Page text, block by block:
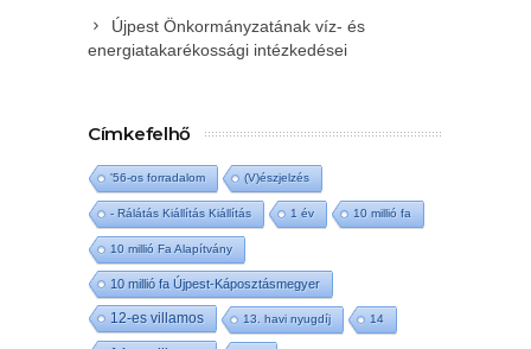
Újpest Önkormányzatának víz- és
energiatakarékossági intézkedései
Címkefelhő
'56-os forradalom (V)észjelzés
- Rálátás Kiállítás Kiállítás 1 év 10 millió fa
10 millió Fa Alapítvány
10 millió fa Újpest-Káposztásmegyer
12-es villamos 13. havi nyugdíj 14